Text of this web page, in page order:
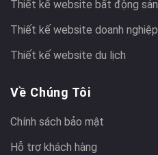
Thiết kế website bất động sản
Thiết kế website doanh nghiệp
Thiết kế website du lịch
Về Chúng Tôi
Chính sách bảo mật
Hỗ trợ khách hàng